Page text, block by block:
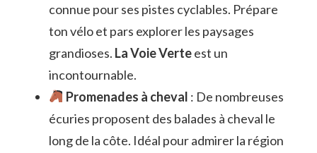
connue pour ses pistes cyclables. Prépare
ton vélo et pars explorer les paysages
grandioses. La Voie Verteest un
incontournable.
Promenades à cheval : De nombreuses
écuries proposent des balades à cheval le
long de la côte. Idéal pour admirer la région